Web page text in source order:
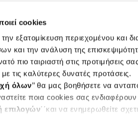
cookies
εξατομίκευση περιεχομένου και
και την ανάλυση της
πιο ταιριαστή στις προτιμήσεις
τις καλύτερες δυνατές προτάσεις.
όλων’’ θα μας βοηθήσετε να
ποια cookies σας ενδιαφέρουν
επιλογών΄΄και να ενημερωθείτε